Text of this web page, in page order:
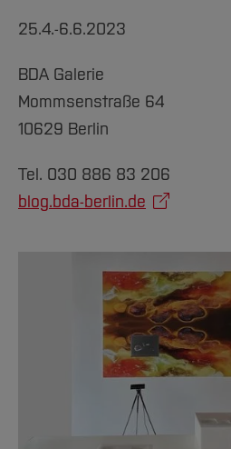
25.4.-6.6.2023
BDA Galerie
Mommsenstraße 64
10629 Berlin
Tel. 030 886 83 206
blog.bda-berlin.de